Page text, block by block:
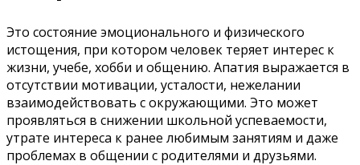
Это состояние эмоционального и физического
истощения, при котором человек теряет интерес к
жизни, учебе, хобби и общению. Апатия выражается в
отсутствии мотивации, усталости, нежелании
взаимодействовать с окружающими. Это может
проявляться в снижении школьной успеваемости,
утрате интереса к ранее любимым занятиям и даже
проблемах в общении с родителями и друзьями.